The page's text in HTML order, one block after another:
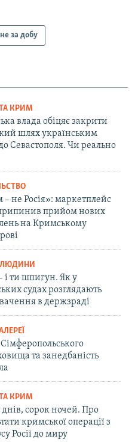
за добу
КРИМ
влада обіцяє закрити
шлях українським
Севастополя. Чи реально
не Росія»: маркетплейс
прийом нових
на Кримському
ЛЮДИНИ
і ти шпигун. Як у
судах розглядають
в держзраді
та занедбаність
КРИМ
сорок ночей. Про
кримської операції з
Росії до миру